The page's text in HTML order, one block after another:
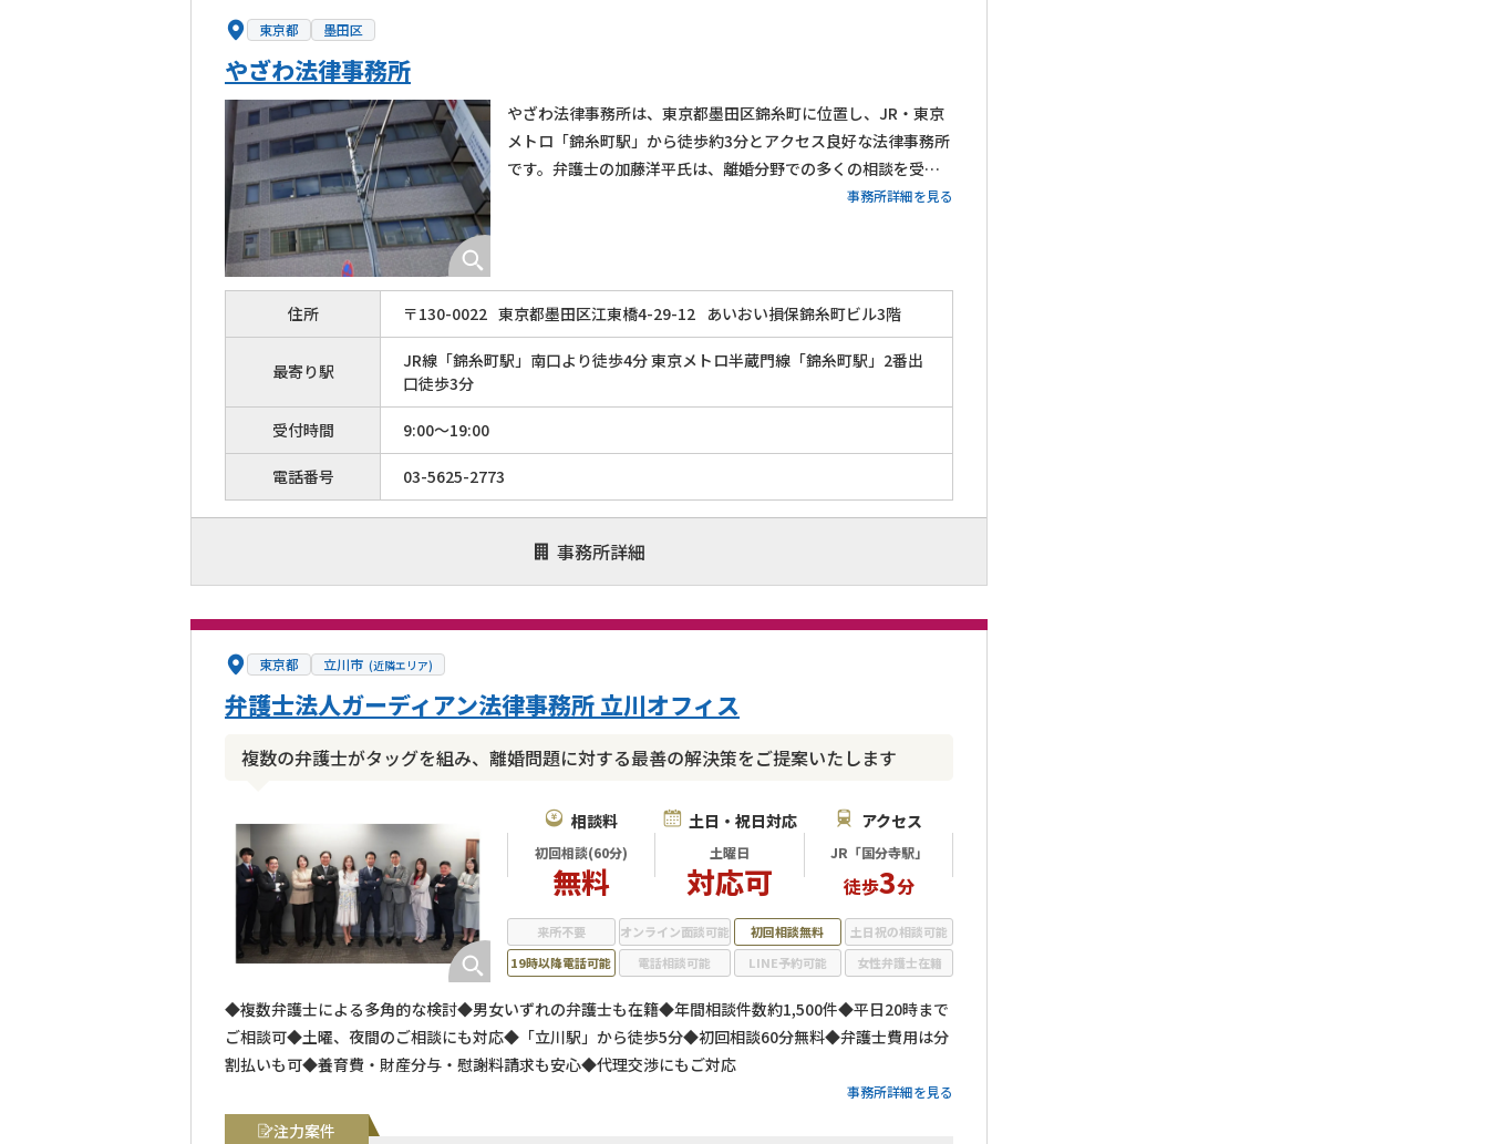
東京都 墨田区
やざわ法律事務所
やざわ法律事務所は、東京都墨田区錦糸町に位置し、JR・東京
メトロ「錦糸町駅」から徒歩約3分とアクセス良好な法律事務所
です。弁護士の加藤洋平氏は、離婚分野での多くの相談を受け
付けています。初回相談は60分無料で、土日や夜間の相談にも
事務所詳細を見る
住所 〒130-0022 東京都墨田区江東橋4-29-12 あいおい損保錦糸町ビル3階
最寄り駅
JR線「錦糸町駅」南口より徒歩4分 東京メトロ半蔵門線「錦糸町駅」2番出
口徒歩3分
受付時間 9:00～19:00
電話番号 03-5625-2773
事務所詳細
東京都 立川市 (近隣エリア)
複数の弁護士がタッグを組み、離婚問題に対する最善の解決策をご提案いたします
弁護士法人ガーディアン法律事務所 立川オフィス
相談料
初回相談(60分)
無料
土日・祝日対応
土曜日
対応可
アクセス
JR「国分寺駅」
徒歩3分
◆複数弁護士による多角的な検討◆男女いずれの弁護士も在籍◆年間相談件数約1,500件◆平日20時まで
ご相談可◆土曜、夜間のご相談にも対応◆「立川駅」から徒歩5分◆初回相談60分無料◆弁護士費用は分
割払いも可◆養育費・財産分与・慰謝料請求も安心◆代理交渉にもご対応
事務所詳細を見る
来所不要 オンライン面談可能 初回相談無料
土日祝の相談可能
19時以降電話可能
電話相談可能 LINE予約可能 女性弁護士在籍
注力案件